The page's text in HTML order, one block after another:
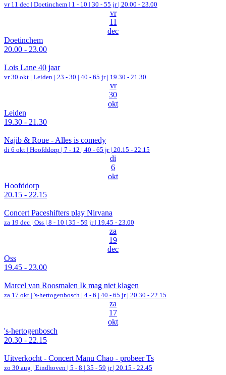
vr 11 dec | Doetinchem | 1 - 10 | 30 - 55 jr | 20.00 - 23.00
vr
11
dec
Doetinchem
20.00 - 23.00
Lois Lane 40 jaar
vr 30 okt | Leiden | 23 - 30 | 40 - 65 jr | 19.30 - 21.30
vr
30
okt
Leiden
19.30 - 21.30
Najib & Roue - Alles is comedy
di 6 okt | Hoofddorp | 7 - 12 | 40 - 65 jr | 20.15 - 22.15
di
6
okt
Hoofddorp
20.15 - 22.15
Concert Paceshifters play Nirvana
za 19 dec | Oss | 8 - 10 | 35 - 59 jr | 19.45 - 23.00
za
19
dec
Oss
19.45 - 23.00
Marcel van Roosmalen Ik mag niet klagen
za 17 okt | 's-hertogenbosch | 4 - 6 | 40 - 65 jr | 20.30 - 22.15
za
17
okt
's-hertogenbosch
20.30 - 22.15
Uitverkocht - Concert Manu Chao - probeer Ts
zo 30 aug | Eindhoven | 5 - 8 | 35 - 59 jr | 20.15 - 22.45